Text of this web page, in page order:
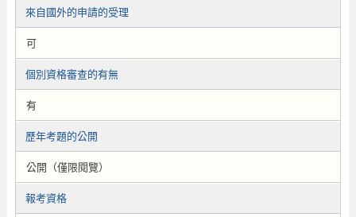
來自國外的申請的受理
可
個別資格審查的有無
有
歷年考題的公開
公開（僅限閱覽）
報考資格